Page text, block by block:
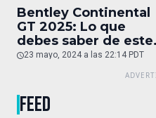
Bentley Continental
GT 2025: Lo que
debes saber de este
auto de superlujo
23 mayo, 2024 a las 22:14 PDT
FEED